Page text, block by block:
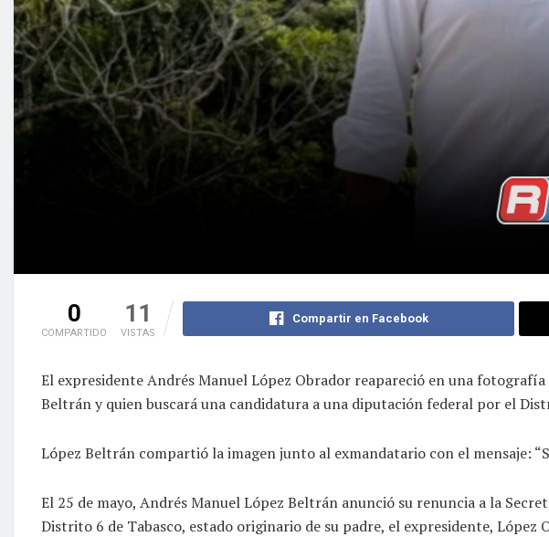
0
COMPARTIDO
11
VISTAS
Compartir en Facebook
El expresidente Andrés Manuel López Obrador reapareció en una
Beltrán y quien buscará una candidatura a una diputación federal por el
López Beltrán compartió la imagen junto al exmandatario con el mensaje:
El 25 de mayo, Andrés Manuel López Beltrán anunció su renuncia a la
Distrito 6 de Tabasco, estado originario de su padre, el expresidente, López